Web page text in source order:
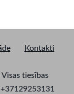
Kontakti
tiesības